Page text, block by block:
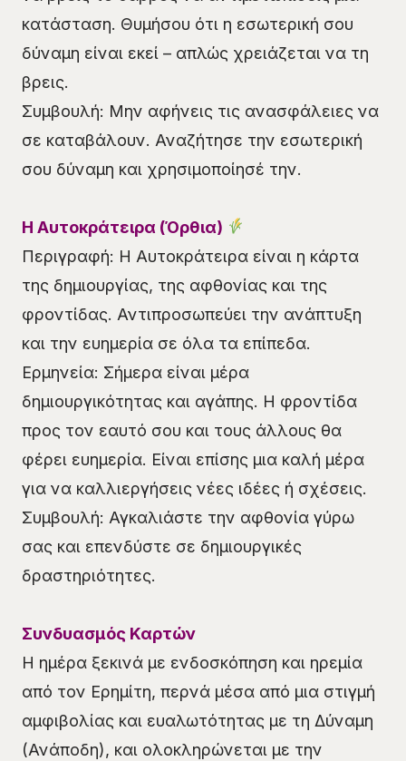
κατάσταση. Θυμήσου ότι η εσωτερική σου
δύναμη είναι εκεί – απλώς χρειάζεται να τη
βρεις.
Συμβουλή: Μην αφήνεις τις ανασφάλειες να
σε καταβάλουν. Αναζήτησε την εσωτερική
σου δύναμη και χρησιμοποίησέ την.
Η Αυτοκράτειρα (Όρθια)
Περιγραφή: Η Αυτοκράτειρα είναι η κάρτα
της δημιουργίας, της αφθονίας και της
φροντίδας. Αντιπροσωπεύει την ανάπτυξη
και την ευημερία σε όλα τα επίπεδα.
Ερμηνεία: Σήμερα είναι μέρα
δημιουργικότητας και αγάπης. Η φροντίδα
προς τον εαυτό σου και τους άλλους θα
φέρει ευημερία. Είναι επίσης μια καλή μέρα
για να καλλιεργήσεις νέες ιδέες ή σχέσεις.
Συμβουλή: Αγκαλιάστε την αφθονία γύρω
σας και επενδύστε σε δημιουργικές
δραστηριότητες.
Συνδυασμός Καρτών
Η ημέρα ξεκινά με ενδοσκόπηση και ηρεμία
από τον Ερημίτη, περνά μέσα από μια στιγμή
αμφιβολίας και ευαλωτότητας με τη Δύναμη
(Ανάποδη), και ολοκληρώνεται με την